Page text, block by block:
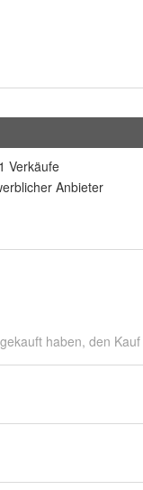
Verkäufe
er Anbieter
haben, den